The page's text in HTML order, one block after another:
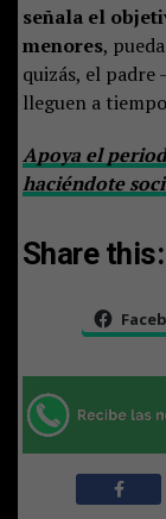
señala el
menores,
quizás, el
lleguen a
Apoya el
haciéndote
Share this: